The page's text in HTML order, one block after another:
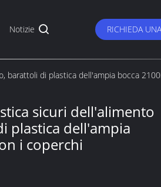
Notizie RICHIEDA
barattoli di plastica dell'ampia bocca
sicuri dell'alimento
plastica dell'ampia
i coperchi